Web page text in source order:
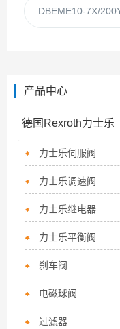
产品中心
德国Rexroth力士乐
力士乐伺服阀
力士乐调速阀
力士乐继电器
力士乐平衡阀
刹车阀
电磁球阀
过滤器